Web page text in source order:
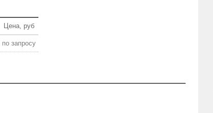
Цена, руб
по запросу